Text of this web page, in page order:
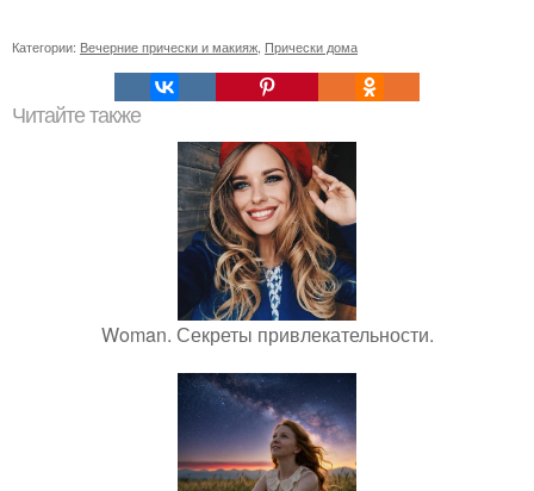
Категории: Вечерние прически и макияж Прически дома
Читайте также
Woman. Секреты привлекательности.